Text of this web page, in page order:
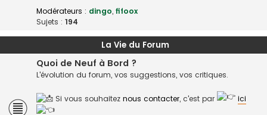
Modérateurs : dingo, fifoox
Sujets : 194
La Vie du Forum
Quoi de Neuf à Bord ?
L'évolution du forum, vos suggestions, vos critiques.
Si vous souhaitez nous contacter, c'est par ici